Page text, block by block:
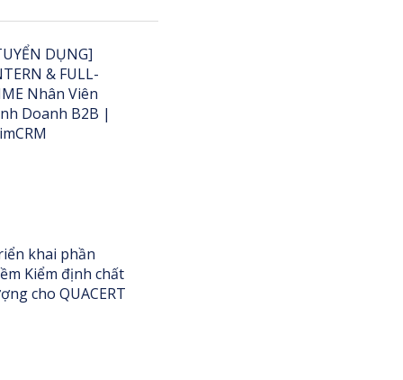
DỤNG]
& FULL-
Nhân Viên
Doanh B2B |
khai phần
Kiểm định chất
cho QUACERT